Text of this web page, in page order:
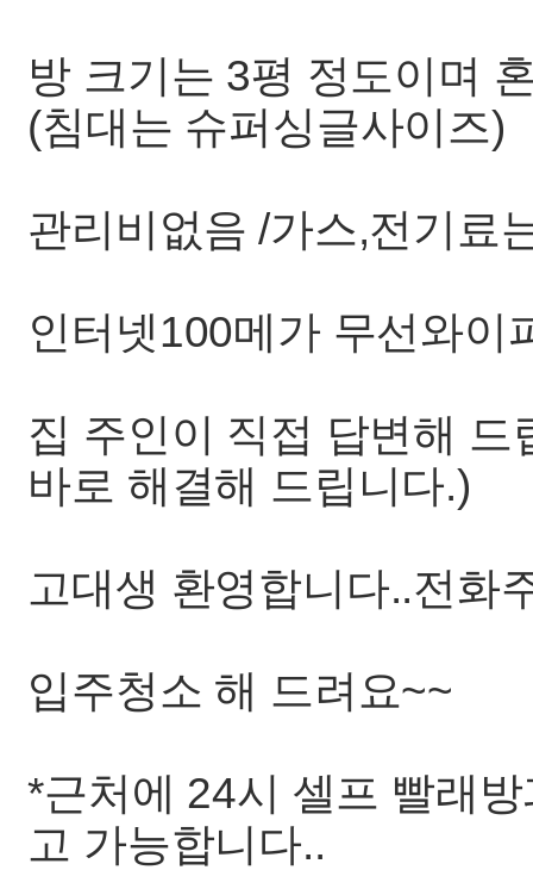
방 크기는 3평 정도이며
(침대는 슈퍼싱글사이즈)
관리비없음 /가스,전기료
인터넷100메가 무선와이
집 주인이 직접 답변해
바로 해결해 드립니다.)
고대생 환영합니다..전화
입주청소 해 드려요~~
*근처에 24시 셀프 빨래
고 가능합니다..